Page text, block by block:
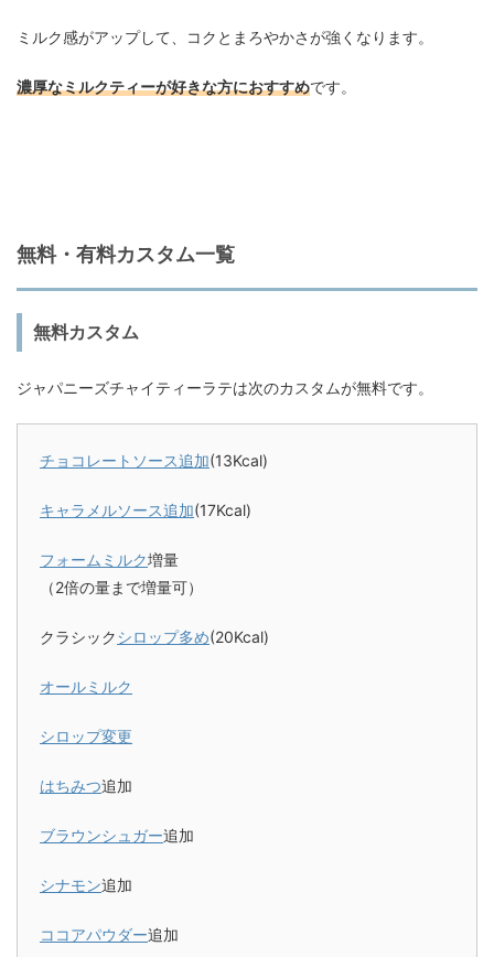
ミルク感がアップして、コクとまろやかさが強くなります。
濃厚なミルクティーが好きな方におすすめです。
無料・有料カスタム一覧
無料カスタム
ジャパニーズチャイティーラテは次のカスタムが無料です。
チョコレートソース追加(13Kcal)
キャラメルソース追加(17Kcal)
フォームミルク増量
（2倍の量まで増量可）
クラシックシロップ多め(20Kcal)
オールミルク
シロップ変更
はちみつ追加
ブラウンシュガー追加
シナモン追加
ココアパウダー追加